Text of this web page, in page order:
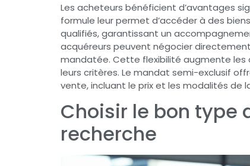
Les acheteurs bénéficient d’avantages
formule leur permet d’accéder à des
qualifiés, garantissant un
acquéreurs peuvent négocier
mandatée. Cette flexibilité augmente les
leurs critères. Le mandat semi-exclusif
vente, incluant le prix et les modalités de
Choisir le bon type
recherche